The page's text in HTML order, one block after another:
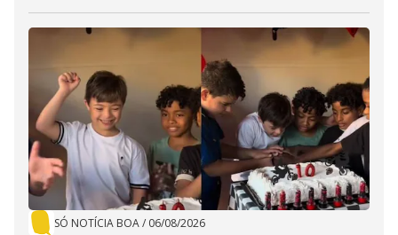
SÓ NOTÍCIA BOA/ 06/08/2026